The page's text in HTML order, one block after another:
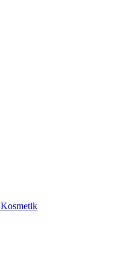
Kosmetik